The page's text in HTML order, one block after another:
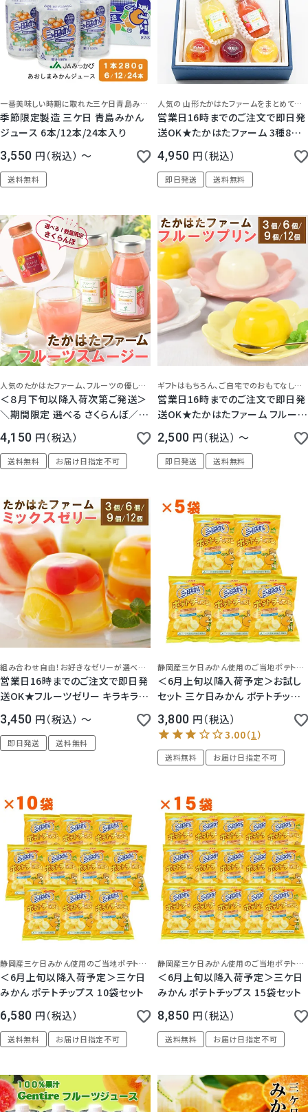
一番美味しい時期に取れた三ケ日青島みかんをまるごと使用したジュース♪
季節限定製造 三ケ日 青島みかん
ジュース 6本/12本/24本入り
3,550 税込 〜
送料無料
人気の 山形たかはたファームをまとめてお試し！フルーツの味わいと華やかさを活かしたデザート詰合せセット。
営業日16時までのご注文で即日発
送OK★たかはたファーム 3種8個
バラエティセット ゼリー プリン スム
ージー プレゼント 高級 御祝 内祝
誕生日 御礼 お見舞 手土産 スイー
4,950 税込
即日発送 送料無料
人気のたかはたファーム、フルーツの優しい甘さとなめらかさを生かしたフルーツスムージーです。
＜８月下旬以降入荷次第ご発送＞
＼期間限定 選べる さくらんぼ／た
かはたファーム フルーツスムージ
ー 6本 セット
4,150 税込
送料無料 お届け日指定不可
ギフトはもちろん、ご自宅でのおもてなしデザートにもぴったり！
営業日16時までのご注文で即日発
送OK★たかはたファーム フルーツ
プリン 3個 / 6個 / 9個 / 12個 セッ
ト
2,500 税込 〜
即日発送 送料無料
組み合わせ自由！お好きなゼリーが選べます
営業日16時までのご注文で即日発
送OK★フルーツゼリー キラキラ輝
く たかはたファーム ミックス ゼリ
ー 3個 / 6個 / 9個 / 12個 セット
3,450 税込 〜
即日発送 送料無料
静岡産三ケ日みかん使用のご当地ポテトチップス！
＜6月上旬以降入荷予定＞お試し
セット 三ケ日みかん ポテトチップ
3,800 税込
送料無料 お届け日指定不可
静岡産三ケ日みかん使用のご当地ポテトチップス！
＜6月上旬以降入荷予定＞三ケ日
みかん ポテトチップス 10袋セット
6,580 税込
送料無料 お届け日指定不可
静岡産三ケ日みかん使用のご当地ポテトチップス！
＜6月上旬以降入荷予定＞三ケ日
みかん ポテトチップス 15袋セット
8,850 税込
送料無料 お届け日指定不可